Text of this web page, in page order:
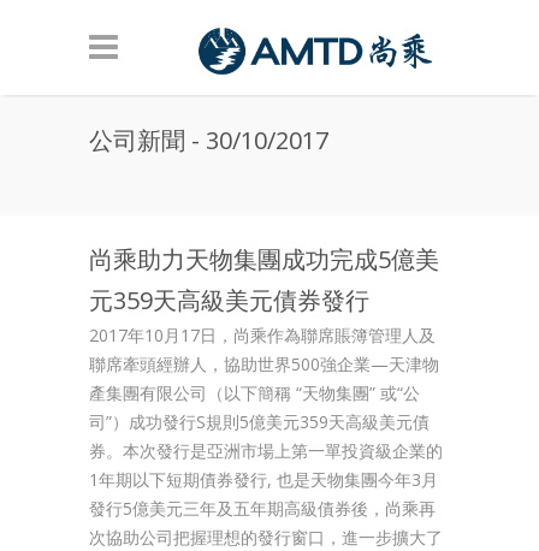
公司新聞 - 30/10/2017
尚乘助力天物集團成功完成5億美
元359天高級美元債券發行
2017年10月17日，尚乘作為聯席賬簿管理人及
聯席牽頭經辦人，協助世界500強企業—天津物
產集團有限公司（以下簡稱 “天物集團” 或“公
司”）成功發行S規則5億美元359天高級美元債
券。本次發行是亞洲市場上第一單投資級企業的
1年期以下短期債券發行, 也是天物集團今年3月
發行5億美元三年及五年期高級債券後，尚乘再
次協助公司把握理想的發行窗口，進一步擴大了